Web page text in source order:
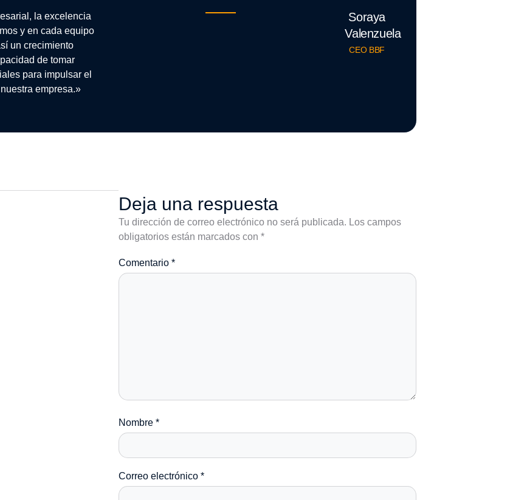
la excelencia
y en cada equipo
un crecimiento
de tomar
para impulsar el
empresa.»
Soraya
Valenzuela
CEO BBF
Deja una respuesta
Tu dirección de correo electrónico no será publicada. Los campos
obligatorios están marcados con *
Comentario *
Nombre *
Correo electrónico *